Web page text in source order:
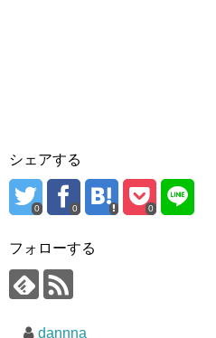
シェアする
0 0 0
フォローする
dannna